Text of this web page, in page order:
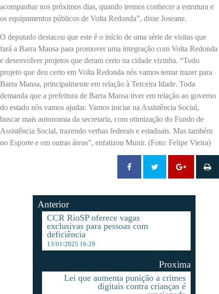
acompanhar nos próximos dias, quando iremos conhecer a estrutura e
os equipamentos públicos de Volta Redonda”, disse Joseane.
O deputado destacou que este é o início de uma série de visitas que
fará a Barra Mansa para promover uma integração com Volta Redonda
e desenvolver projetos que deram certo na cidade vizinha. “Todo
projeto que deu certo em Volta Redonda nós vamos tentar trazer para
Barra Mansa, principalmente em relação à Terceira Idade. Toda
demanda que a prefeitura de Barra Mansa tiver em relação ao governo
do estado nós vamos ajudar. Vamos iniciar na Assistência Social,
buscar mais autonomia da secretaria, com otimização do Fundo de
Assistência Social, trazendo verbas federais e estaduais. Mas também
no Esporte e em outras áreas”, enfatizou Munir. (Foto: Felipe Vieira)
Anterior
CCR RioSP oferece vagas
exclusivas para pessoas com
deficiência
13/01/2025 16:29
Proxima
Lei que aumenta punição a crimes
digitais contra crianças é